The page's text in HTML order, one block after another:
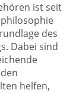
ist seit
des
Dabei sind
helfen,